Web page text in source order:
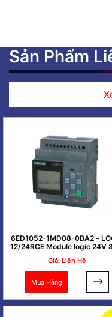
Sản Phẩm
6ED1052-1MD08-0BA2 –
12/24RCE Module logic 24V
Giá: Liên Hệ
Mua Hàng